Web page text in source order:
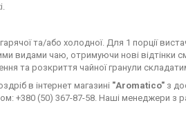
та/або холодної. Для 1 порції
видами чаю, отримуючи нові відтінки
та розкриття чайної гранули
в інтернет магазині "Aromatico" з
(50) 367-87-58. Наші менеджери з